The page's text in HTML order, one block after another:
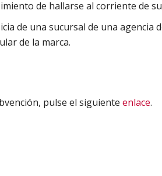
de hallarse al corriente de
de una sucursal de una agencia
de la marca.
pulse el siguienteenlace.